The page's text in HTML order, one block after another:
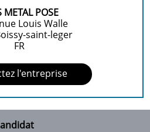
METAL POSE
Louis Walle
saint-leger
FR
l'entreprise